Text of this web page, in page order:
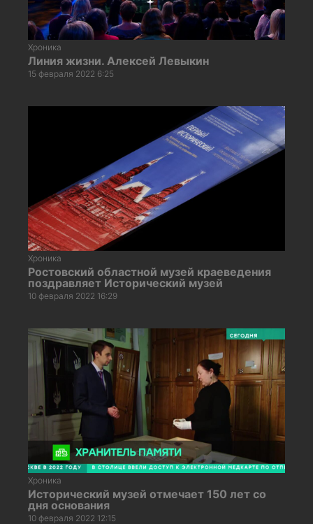
Хроника
Линия жизни. Алексей Левыкин
15 февраля 2022 6:25
Хроника
Ростовский областной музей краеведения
поздравляет Исторический музей
10 февраля 2022 16:29
Хроника
Исторический музей отмечает 150 лет со
дня основания
10 февраля 2022 12:15